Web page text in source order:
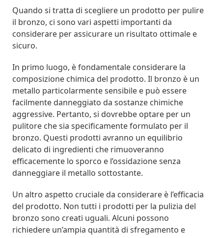
Quando si tratta di scegliere un prodotto per pulire
il bronzo, ci sono vari aspetti importanti da
considerare per assicurare un risultato ottimale e
sicuro.
In primo luogo, è fondamentale considerare la
composizione chimica del prodotto. Il bronzo è un
metallo particolarmente sensibile e può essere
facilmente danneggiato da sostanze chimiche
aggressive. Pertanto, si dovrebbe optare per un
pulitore che sia specificamente formulato per il
bronzo. Questi prodotti avranno un equilibrio
delicato di ingredienti che rimuoveranno
efficacemente lo sporco e l’ossidazione senza
danneggiare il metallo sottostante.
Un altro aspetto cruciale da considerare è l’efficacia
del prodotto. Non tutti i prodotti per la pulizia del
bronzo sono creati uguali. Alcuni possono
richiedere un’ampia quantità di sfregamento e